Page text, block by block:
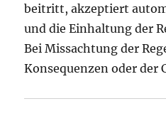
beitritt, akzeptiert
und die Einhaltung der
Bei Missachtung der
Konsequenzen oder der